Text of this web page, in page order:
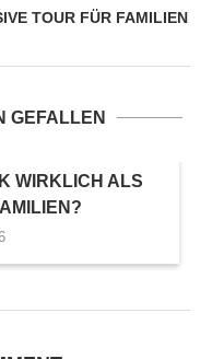
TOUR FÜR FAMILIEN
GEFALLEN
WIRKLICH ALS